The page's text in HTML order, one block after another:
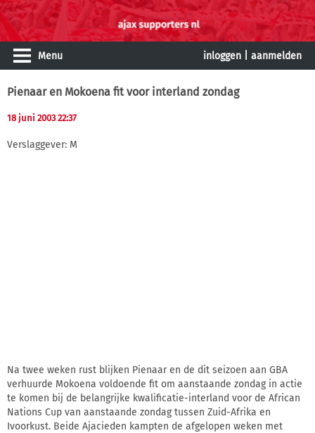
Menu inloggen aanmelden
Pienaar en Mokoena fit voor interland zondag
18 juni 2003 22:37
Verslaggever: M
Na twee weken rust blijken Pienaar en de dit seizoen aan GBA
verhuurde Mokoena voldoende fit om aanstaande zondag in actie
te komen bij de belangrijke kwalificatie-interland voor de African
Nations Cup van aanstaande zondag tussen Zuid-Afrika en
Ivoorkust. Beide Ajacieden kampten de afgelopen weken met